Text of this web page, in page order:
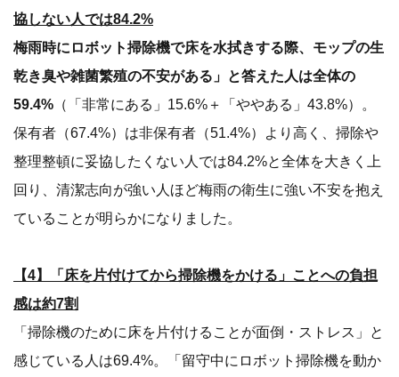
協しない人では84.2%
梅雨時にロボット掃除機で床を水拭きする際、モップの生
乾き臭や雑菌繁殖の不安がある」と答えた人は全体の
59.4% （「非常にある」15.6%＋「ややある」43.8%）。
保有者（67.4%）は非保有者（51.4%）より高く、掃除や
整理整頓に妥協したくない人では84.2%と全体を大きく上
回り、清潔志向が強い人ほど梅雨の衛生に強い不安を抱え
ていることが明らかになりました。
【4】「床を片付けてから掃除機をかける」ことへの負担
感は約7割
「掃除機のために床を片付けることが面倒・ストレス」と
感じている人は69.4%。「留守中にロボット掃除機を動か